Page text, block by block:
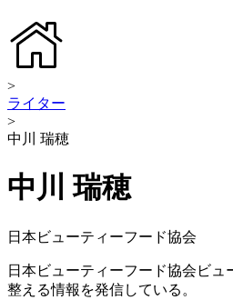
>
ライター
>
中川 瑞穂
中川 瑞穂
日本ビューティーフード協会
日本ビューティーフード協会ビ
整える情報を発信している。